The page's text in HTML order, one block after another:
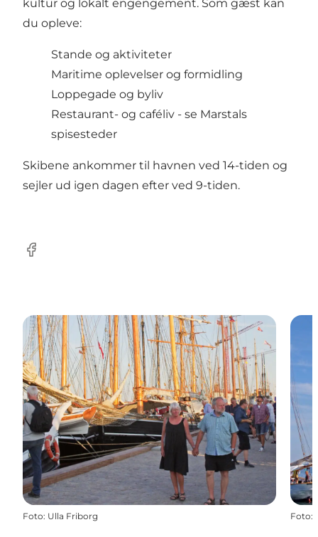
kultur og lokalt engengement. Som gæst kan
du opleve:
Stande og aktiviteter
Maritime oplevelser og formidling
Loppegade og byliv
Restaurant- og caféliv - se Marstals
spisesteder
Skibene ankommer til havnen ved 14-tiden og
sejler ud igen dagen efter ved 9-tiden.
Facebook
Foto: Ulla Friborg Foto: